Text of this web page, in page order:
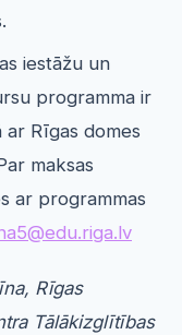
iestāžu un
programma ir
ar Rīgas domes
maksas
ar programmas
Rīgas
Tālākizglītības